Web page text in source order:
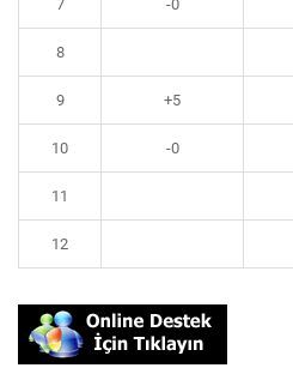
8
9 +5
10 -0
11
12